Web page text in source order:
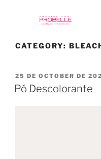
CATEGORY:
25 DE OCTOBER DE
Pó Descolorante